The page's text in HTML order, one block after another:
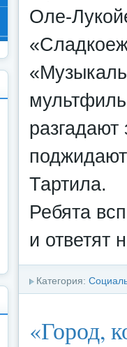
Оле-
разгадают
Тартила.
Ребята
и ответят
Категория:
«Город,